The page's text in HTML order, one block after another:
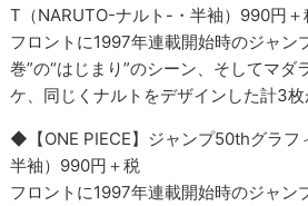
T（NARUTO-ナルト-・半袖）990円＋
フロントに1997年連載開始時のジャン
巻”の“はじまり”のシーン、そしてマダ
ケ、同じくナルトをデザインした計3枚
◆【ONE PIECE】ジャンプ50thグラフ
半袖）990円＋税
フロントに1997年連載開始時のジャン